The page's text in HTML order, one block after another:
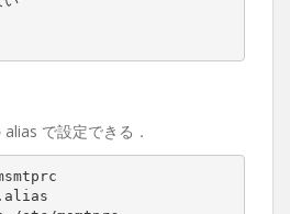
で設定できる．